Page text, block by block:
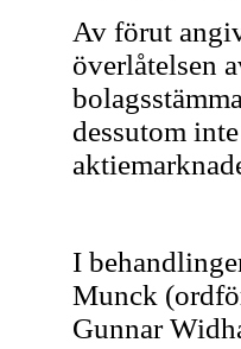
Av förut
överlåtelsen
dessutom
I
Munck
Gunnar